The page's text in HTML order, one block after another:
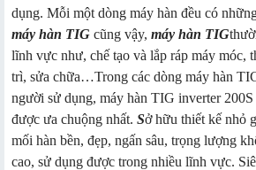
dụng. Mỗi một dòng máy hàn đều có
máy hàn TIG cũng vậy, máy hàn TIG
lĩnh vực như, chế tạo và lắp ráp máy móc,
trì, sửa chữa…Trong các dòng máy hàn
người sử dụng, máy hàn TIG inverter
được ưa chuộng nhất. Sở hữu thiết kế nhỏ
mối hàn bền, đẹp, ngấn sâu, trọng lượng
cao, sử dụng được trong nhiều lĩnh vực.